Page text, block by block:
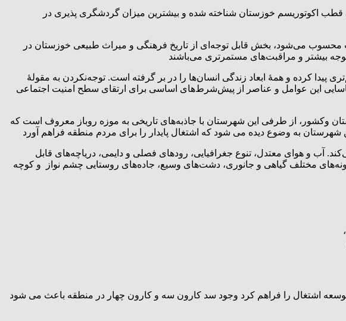
قطب اکوتوریسم خوزستان شناخته شده و بیشترین میزان گردشگری پذیری در
می‌شود، بخش قابل توجه‌ای از تاریخ فرهنگی و میراث طبیعی خوزستان در
بیشتر و مراقبت‌های مستمرتری می‌باشند
پیدا کرده و همۀ ابعاد زندگی انسان‌‌ها را در بر گرفته است. توجه‌نکردن به مقولۀ
این عوامل و عناصر از پیش‌شرط‌‌های اساسی برای ارتقای سطح امنیت اجتماعی
وکشور، از طرفی این شهرستان با جاذبه‌های تاریخی به موزه روباز معروف است‌ که
به وضوع دیده می شود که اشتغال پایدار را برای مردم منطقه فراهم آورد
آب و هوای معتدل، تنوع جغرافیایی، رودهای فصلی و دایمی، دریاچه‌های قابل
مختلف گیاهی و جانوری، دشت‌های وسیع، جاده‌های روستایی چشم نواز و کوچه
اشتغال را فراهم کرد وجود سد کارون سه و کارون چهار در منطقه باعث می شود